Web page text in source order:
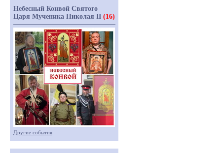
Небесный Конвой Святого
Царя Мученика Николая II (16)
Другие события